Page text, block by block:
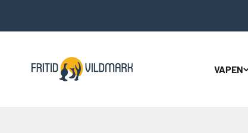
VAPEN
Fritid & Vildmark